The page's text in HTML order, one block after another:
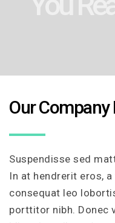
Our Company
Suspendisse sed
In at hendrerit eros,
consequat leo
porttitor nibh. Donec